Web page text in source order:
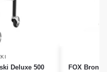
Deluxe 500
FOX Bronx